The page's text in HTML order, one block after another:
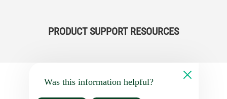
PRODUCT SUPPORT RESOURCES
Was this information helpful?